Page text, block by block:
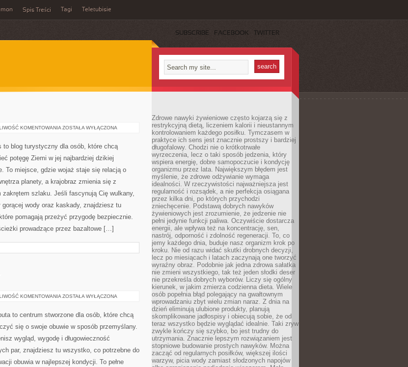
Spis Treści Tagi Teletubisie
SUBSCRIBE FACEBOOK TWITTER
KOMENTOWANIA KANIONY
ZOSTAŁA WYŁĄCZONA
to blog turystyczny dla osób, które chcą
potęgę Ziemi w jej najbardziej dzikiej
To miejsce, gdzie wojaż staje się relacją o
planety, a krajobraz zmienia się z
zakrętem szlaku. Jeśli fascynują Cię wulkany,
gorącej wody oraz kaskady, znajdziesz tu
pomagają przeżyć przygodę bezpiecznie.
prowadzące przez bazaltowe […]
KOMENTOWANIA MODA
ZOSTAŁA WYŁĄCZONA
to centrum stworzone dla osób, które chcą
się o swoje obuwie w sposób przemyślany.
wygląd, wygodę i długowieczność
par, znajdziesz tu wszystko, co potrzebne do
obuwia w najlepszej kondycji. To pełne
Zdrowe nawyki żywieniowe często kojarzą się z
restrykcyjną dietą, liczeniem kalorii i nieustannym
kontrolowaniem każdego posiłku. Tymczasem w
praktyce ich sens jest znacznie prostszy i bardziej
długofalowy. Chodzi nie o krótkotrwałe
wyrzeczenia, lecz o taki sposób jedzenia, który
wspiera energię, dobre samopoczucie i kondycję
organizmu przez lata. Największym błędem jest
myślenie, że zdrowe odżywianie wymaga
idealności. W rzeczywistości najważniejsza jest
regularność i rozsądek, a nie perfekcja osiągana
przez kilka dni, po których przychodzi
zniechęcenie. Podstawą dobrych nawyków
żywieniowych jest zrozumienie, że jedzenie nie
pełni jedynie funkcji paliwa. Oczywiście dostarcza
energii, ale wpływa też na koncentrację, sen,
nastrój, odporność i zdolność regeneracji. To, co
jemy każdego dnia, buduje nasz organizm krok po
kroku. Nie od razu widać skutki drobnych decyzji,
lecz po miesiącach i latach zaczynają one tworzyć
wyraźny obraz. Podobnie jak jedna zdrowa sałatka
nie zmieni wszystkiego, tak też jeden słodki deser
nie przekreśla dobrych wyborów. Liczy się ogólny
kierunek, w jakim zmierza codzienna dieta. Wiele
osób popełnia błąd polegający na gwałtownym
wprowadzaniu zbyt wielu zmian naraz. Z dnia na
dzień eliminują ulubione produkty, planują
skomplikowane jadłospisy i obiecują sobie, że od
teraz wszystko będzie wyglądać idealnie. Taki zryw
zwykle kończy się szybko, bo jest trudny do
utrzymania. Znacznie lepszym rozwiązaniem jest
stopniowe budowanie prostych nawyków. Można
zacząć od regularnych posiłków, większej ilości
warzyw, picia wody zamiast słodzonych napojów